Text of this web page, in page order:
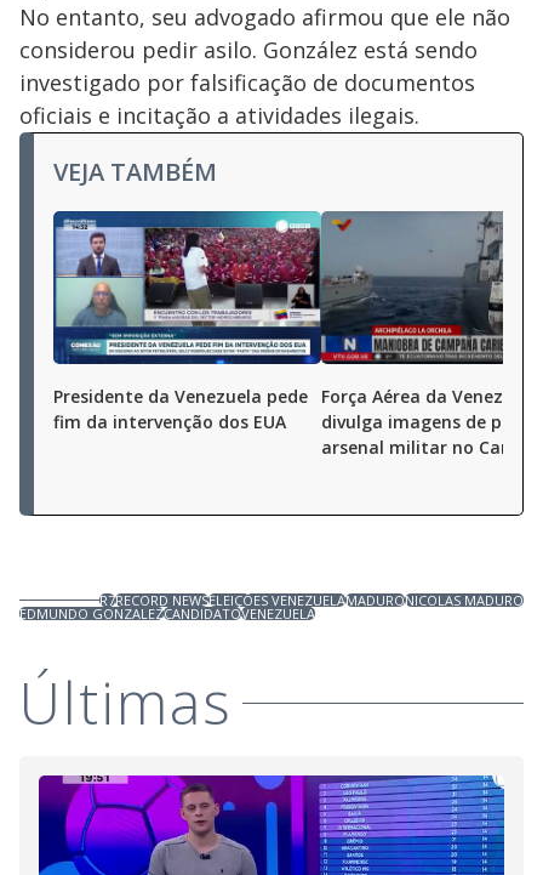
No entanto, seu advogado afirmou que ele não
considerou pedir asilo. González está sendo
investigado por falsificação de documentos
oficiais e incitação a atividades ilegais.
VEJA TAMBÉM
Presidente da Venezuela pede
fim da intervenção dos EUA
Força Aérea da Venezuela
divulga imagens de parte
arsenal militar no Caribe
R7RECORD NEWSELEIÇÕES VENEZUELAMADURONICOLAS MADURO
EDMUNDO GONZALEZCANDIDATOVENEZUELA
Últimas